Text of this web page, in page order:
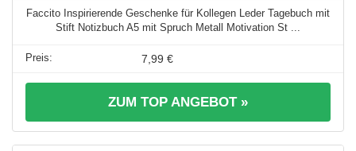
Faccito Inspirierende Geschenke für Kollegen Leder Tagebuch mit
Stift Notizbuch A5 mit Spruch Metall Motivation St ...
7,99 €
ZUM TOP ANGEBOT »